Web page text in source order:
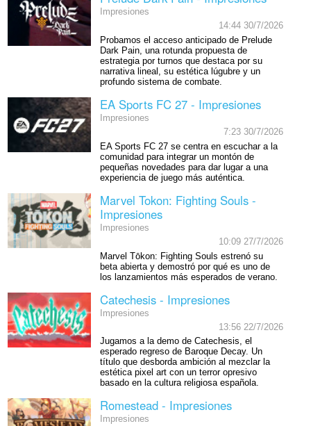
Impresiones
14:44 30/7/2026
Probamos el acceso anticipado de Prelude
Dark Pain, una rotunda propuesta de
estrategia por turnos que destaca por su
narrativa lineal, su estética lúgubre y un
profundo sistema de combate.
EA Sports FC 27 - Impresiones
Impresiones
7:23 30/7/2026
EA Sports FC 27 se centra en escuchar a la
comunidad para integrar un montón de
pequeñas novedades para dar lugar a una
experiencia de juego más auténtica.
Marvel Tokon: Fighting Souls -
Impresiones
Impresiones
10:09 27/7/2026
Marvel Tōkon: Fighting Souls estrenó su
beta abierta y demostró por qué es uno de
los lanzamientos más esperados de verano.
Catechesis - Impresiones
Impresiones
13:56 22/7/2026
Jugamos a la demo de Catechesis, el
esperado regreso de Baroque Decay. Un
título que desborda ambición al mezclar la
estética pixel art con un terror opresivo
basado en la cultura religiosa española.
Romestead - Impresiones
Impresiones